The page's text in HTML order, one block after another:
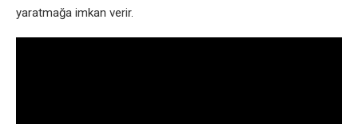
yaratmağa imkan verir.